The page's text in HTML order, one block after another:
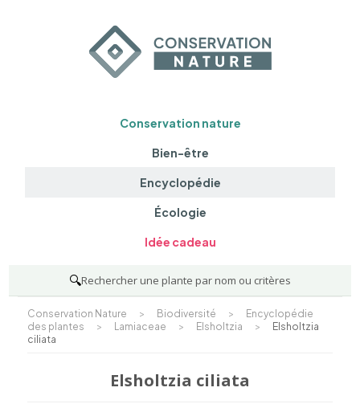
Conservation nature
Bien-être
Encyclopédie
Écologie
Idée cadeau
🔍Rechercher une plante par nom ou critères
Conservation Nature > Biodiversité >
Encyclopédie
des plantes
> Lamiaceae > Elsholtzia >
Elsholtzia
ciliata
Elsholtzia ciliata